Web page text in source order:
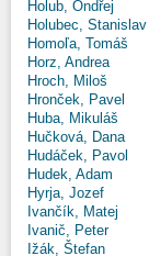
Holub, Ondřej
Holubec, Stanislav
Homoľa, Tomáš
Horz, Andrea
Hroch, Miloš
Hronček, Pavel
Huba, Mikuláš
Hučková, Dana
Hudáček, Pavol
Hudek, Adam
Hyrja, Jozef
Ivančík, Matej
Ivanič, Peter
Ižák, Štefan